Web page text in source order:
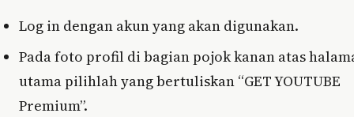
Log in dengan akun yang akan digunakan.
Pada foto profil di bagian pojok kanan atas
utama pilihlah yang bertuliskan “GET YOUTUBE
Premium”.